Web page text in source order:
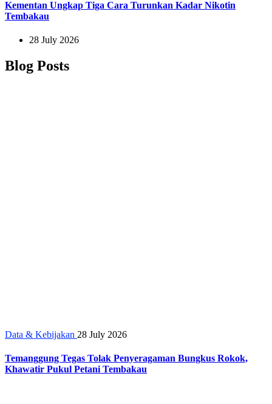
Kementan Ungkap Tiga Cara Turunkan Kadar Nikotin
Tembakau
28 July 2026
Blog Posts
Data & Kebijakan 28 July 2026
Temanggung Tegas Tolak Penyeragaman Bungkus Rokok,
Khawatir Pukul Petani Tembakau